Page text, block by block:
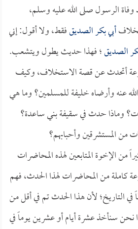
الرسول صلى الله عليه وسلم،
أبي بكر الصديقفقط، ولا أقول: إني
الصديق؛ فهذا حديث يطول ويتشعب.
أتحدث عن قصة الاستخلاف، وكيف
عنه وأرضاه خليفة للمسلمين؟ وما هي
وماذا حدث في سقيفة بني ساعدة؟
من المستشرقين وأحبابهم؟
من الإخوة المتابعين لهذه المحاضرات
كاملة من المحاضرات لهذا الحدث، فهم
التاريخ؛ لأن هذا الحدث تم في أقل من
نحن سنأخذ عشرة أيام أو عشرين يوماً في